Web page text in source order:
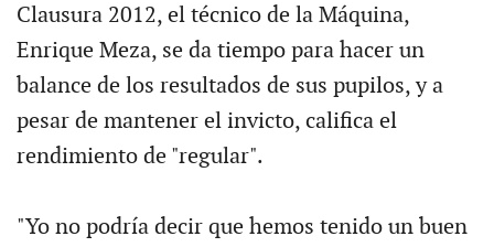
Clausura 2012, el técnico de la Máquina,
Enrique Meza, se da tiempo para hacer un
balance de los resultados de sus pupilos, y a
pesar de mantener el invicto, califica el
rendimiento de "regular".
"Yo no podría decir que hemos tenido un buen